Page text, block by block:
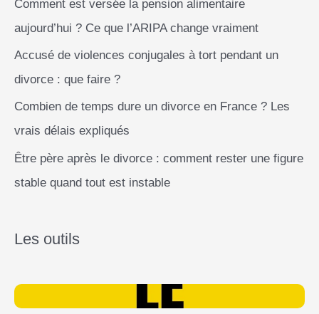
Comment est versée la pension alimentaire
aujourd’hui ? Ce que l’ARIPA change vraiment
Accusé de violences conjugales à tort pendant un
divorce : que faire ?
Combien de temps dure un divorce en France ? Les
vrais délais expliqués
Être père après le divorce : comment rester une figure
stable quand tout est instable
Les outils